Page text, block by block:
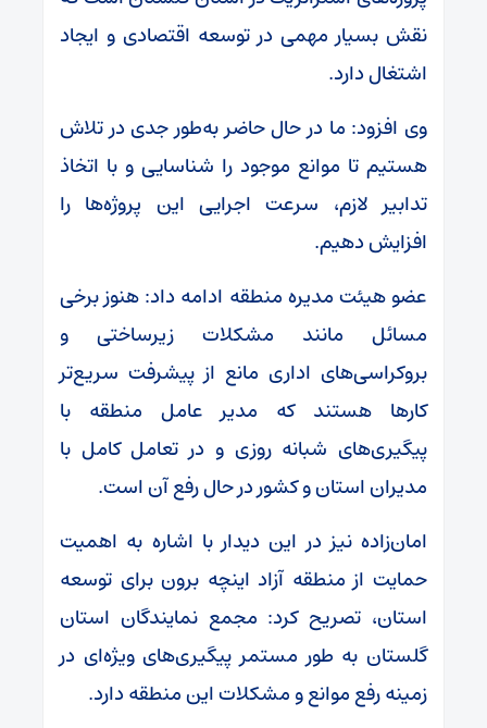
نقش بسیار مهمی در توسعه اقتصادی و ایجاد
اشتغال دارد.
وی افزود: ما در حال حاضر به‌طور جدی در تلاش
هستیم تا موانع موجود را شناسایی و با اتخاذ
تدابیر لازم، سرعت اجرایی این پروژه‌ها را
افزایش دهیم.
عضو هیئت مدیره منطقه ادامه داد: هنوز برخی
مسائل مانند مشکلات زیرساختی و
بروکراسی‌های اداری مانع از پیشرفت سریع‌تر
کارها هستند که مدیر عامل منطقه با
پیگیری‌های شبانه روزی و در تعامل کامل با
مدیران استان و کشور در حال رفع آن است.
امان‌زاده نیز در این دیدار با اشاره به اهمیت
حمایت از منطقه آزاد اینچه برون برای توسعه
استان، تصریح کرد: مجمع نمایندگان استان
گلستان به طور مستمر پیگیری‌های ویژه‌ای در
زمینه رفع موانع و مشکلات این منطقه دارد.